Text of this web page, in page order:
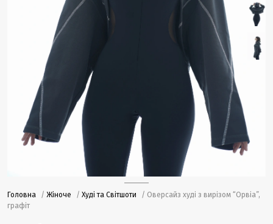
Головна / Жіноче / Худі та Світшоти
/ Оверсайз худі з вирізом “Орвіа”,
графіт